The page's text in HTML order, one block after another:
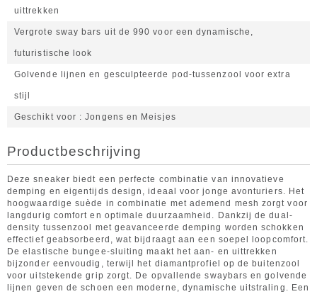
uittrekken
Vergrote sway bars uit de 990 voor een dynamische,
futuristische look
Golvende lijnen en gesculpteerde pod-tussenzool voor extra
stijl
Geschikt voor Jongens en Meisjes
Productbeschrijving
Deze sneaker biedt een perfecte combinatie van innovatieve
demping en eigentijds design, ideaal voor jonge avonturiers. Het
hoogwaardige suède in combinatie met ademend mesh zorgt voor
langdurig comfort en optimale duurzaamheid. Dankzij de dual-
density tussenzool met geavanceerde demping worden schokken
effectief geabsorbeerd, wat bijdraagt aan een soepel loopcomfort.
De elastische bungee-sluiting maakt het aan- en uittrekken
bijzonder eenvoudig, terwijl het diamantprofiel op de buitenzool
voor uitstekende grip zorgt. De opvallende swaybars en golvende
lijnen geven de schoen een moderne, dynamische uitstraling. Een